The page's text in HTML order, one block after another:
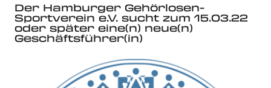
Der Hamburger Gehörlosen-
Sportverein e.V. sucht zum 15.03.22
oder später eine(n) neue(n)
Geschäftsführer(in)